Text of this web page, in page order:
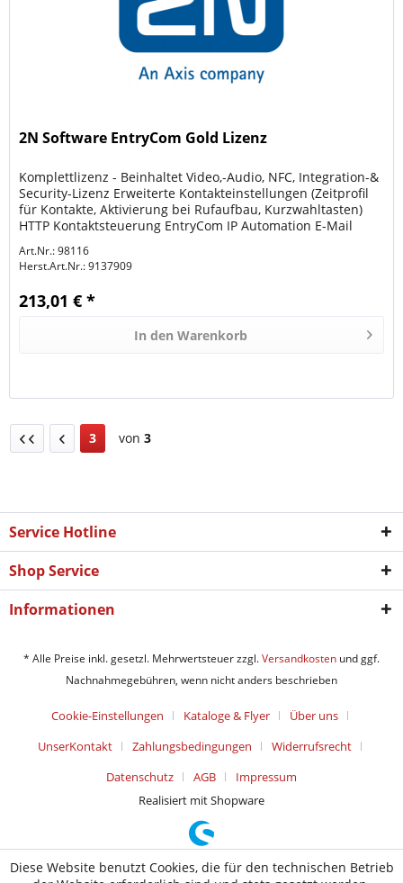
2N Software EntryCom Gold Lizenz
Komplettlizenz - Beinhaltet Video,-Audio, NFC, Integration-&
Security-Lizenz Erweiterte Kontakteinstellungen (Zeitprofil
für Kontakte, Aktivierung bei Rufaufbau, Kurzwahltasten)
HTTP Kontaktsteuerung EntryCom IP Automation E-Mail
Art.Nr.: 98116
Herst.Art.Nr.:9137909
213,01 € *
In den Warenkorb
3 von 3
Service Hotline
Shop Service
Informationen
* Alle Preise inkl. gesetzl. Mehrwertsteuer zzgl.Versandkosten und ggf.
Nachnahmegebühren, wenn nicht anders beschrieben
Cookie-Einstellungen Kataloge & Flyer
Über uns
UnserKontakt
Zahlungsbedingungen
Widerrufsrecht
Datenschutz
AGB
Impressum
Realisiert mit Shopware
Diese Website benutzt Cookies, die für den technischen Betrieb